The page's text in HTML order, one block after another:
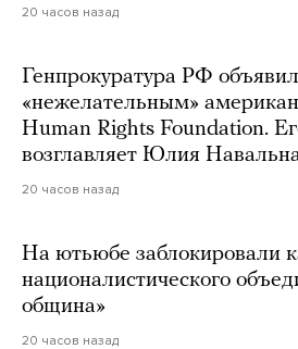
20 часов назад
Генпрокуратура РФ
«нежелательным»
Human Rights Foundation.
возглавляет Юлия
20 часов назад
На ютьюбе заблокировали
националистического
община»
20 часов назад